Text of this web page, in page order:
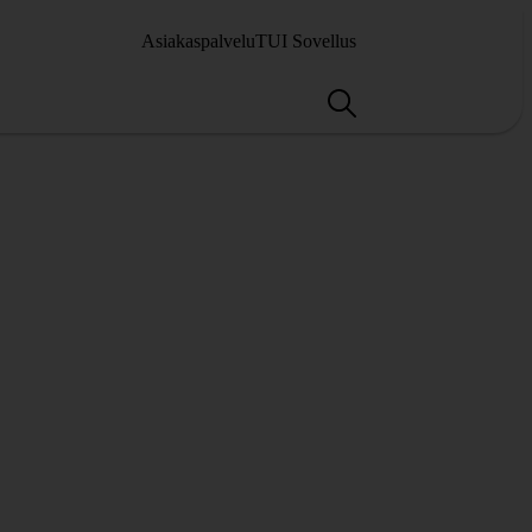
AsiakaspalveluTUI Sovellus